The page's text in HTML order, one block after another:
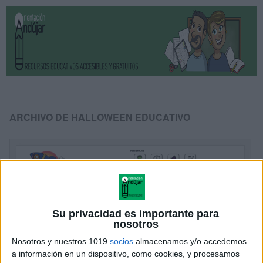
Su privacidad es importante para
nosotros
Nosotros y nuestros 1019 socios almacenamos y/o accedemos
a información en un dispositivo, como cookies, y procesamos
ARCHIVO DE HALLOWEEN EDUCATIVO